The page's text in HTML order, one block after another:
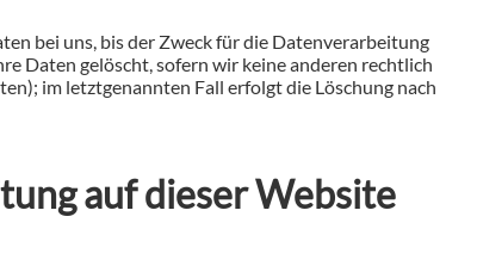
bei uns, bis der Zweck für die Datenverarbeitung
Daten gelöscht, sofern wir keine anderen rechtlich
im letztgenannten Fall erfolgt die Löschung nach
auf dieser Website